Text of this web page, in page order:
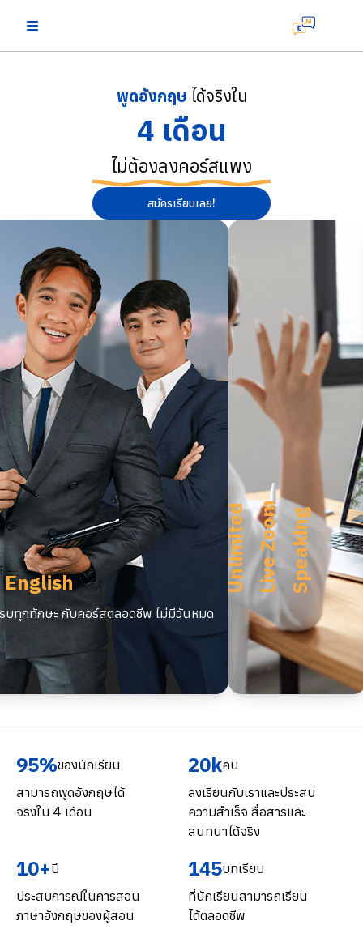
พูดอังกฤษ ได้จริงใน
4 เดือน
ไม่ต้องลงคอร์สแพง
สมัครเรียนเลย!
บทุกทักษะ กับคอร์สตลอดชีพ ไม่มีวันหมด
U
n
l
i
m
i
t
e
d
L
i
v
e
Z
o
om
S
p
e
a
k
i
n g
95%ของนักเรียน
สามารถพูดอังกฤษได้
จริงใน 4 เดือน
20kคน
ลงเรียนกับเราและประสบ
ความสำเร็จ สื่อสารและ
สนทนาได้จริง
10+ปี
ประสบการณ์ในการสอน
ภาษาอังกฤษของผู้สอน
145บทเรียน
ที่นักเรียนสามารถเรียน
ได้ตลอดชีพ